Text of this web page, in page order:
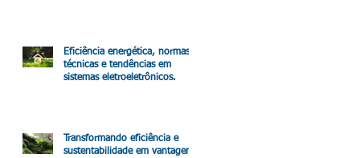
Eficiência energética, normas
técnicas e tendências em
sistemas eletroeletrônicos.
Transformando eficiência e
sustentabilidade em vantagem